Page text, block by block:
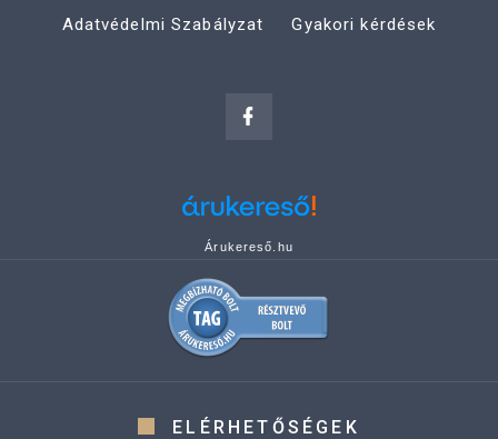
Adatvédelmi Szabályzat
Gyakori kérdések
Árukereső.hu
ELÉRHETŐSÉGEK